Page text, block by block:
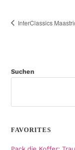
InterClassics
Suchen
FAVORITES